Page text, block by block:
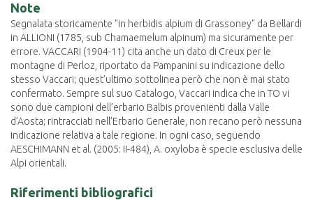
Note
Segnalata storicamente "in herbidis alpium di Grassoney" da Bellardi
in ALLIONI (1785, sub Chamaemelum alpinum) ma sicuramente per
errore. VACCARI (1904-11) cita anche un dato di Creux per le
montagne di Perloz, riportato da Pampanini su indicazione dello
stesso Vaccari; quest’ultimo sottolinea però che non è mai stato
confermato. Sempre sul suo Catalogo, Vaccari indica che in TO vi
sono due campioni dell’erbario Balbis provenienti dalla Valle
d’Aosta; rintracciati nell’Erbario Generale, non recano però nessuna
indicazione relativa a tale regione. In ogni caso, seguendo
AESCHIMANN et al. (2005: II-484), A. oxyloba è specie esclusiva delle
Alpi orientali.
Riferimenti bibliografici